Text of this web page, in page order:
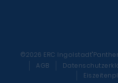
©2026 ERC
AGB